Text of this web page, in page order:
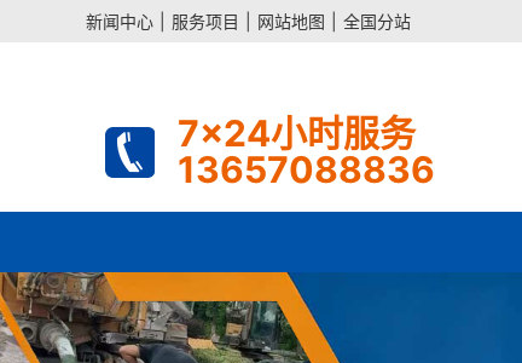
新闻中心 服务项目 网站地图 全国分站
7x24小时服务
13657088836